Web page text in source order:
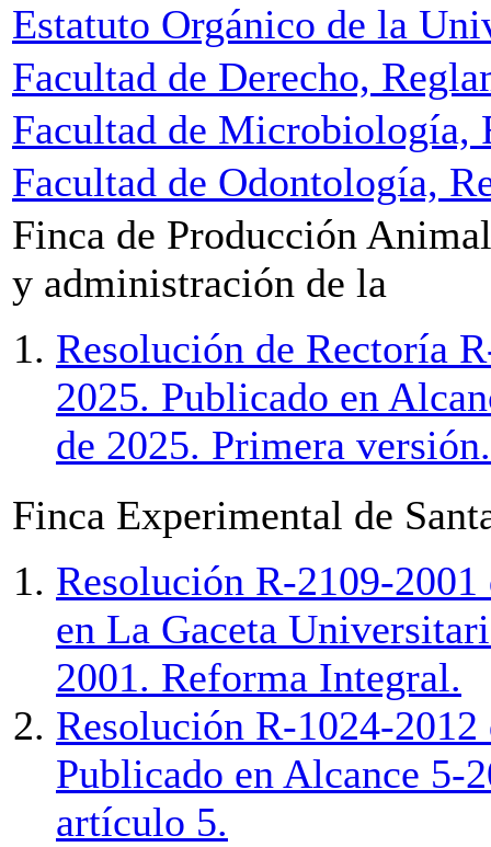
Estatuto Orgánico de la
Facultad de Derecho,
Facultad de Microbiología,
Facultad de Odontología,
Finca de Producción
y administración de la
Resolución de Rectoría
2025. Publicado en
de 2025. Primera versión.
Finca Experimental de
Resolución R-2109-
en La Gaceta
2001. Reforma Integral.
Resolución R-1024-
Publicado en Alcance 5-
artículo 5.